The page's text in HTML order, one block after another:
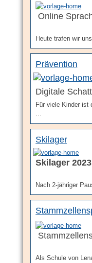
Online
Heute trafen wir uns
Prävention
Digitale
Für viele Kinder ist
...
Skilager
Skilager 2023
Nach 2-jähriger
Als Schule von